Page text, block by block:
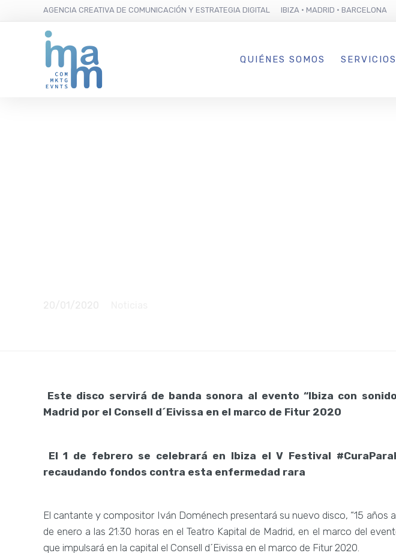
AGENCIA CREATIVA DE COMUNICACIÓN Y ESTRATEGIA DIGITAL IBIZA · MADRID · BARCELONA
QUIÉNES SOMOS SERVICIOS
Este disco servirá de banda sonora al evento “Ibiza con
Madrid por el Consell d´Eivissa en el marco de Fitur 2020
El 1 de febrero se celebrará en Ibiza el V Festival
recaudando fondos contra esta enfermedad rara
El cantante y compositor Iván Doménech presentará su nuevo disco, “15 años
de enero a las 21:30 horas en el Teatro Kapital de Madrid, en el marco del
que impulsará en la capital el Consell d´Eivissa en el marco de Fitur 2020.